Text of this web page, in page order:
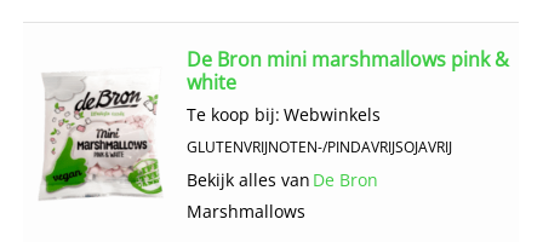
De Bron mini marshmallows pink &
white
Te koop bij: Webwinkels
GLUTENVRIJNOTEN-/PINDAVRIJSOJAVRIJ
Bekijk alles van De Bron
Marshmallows